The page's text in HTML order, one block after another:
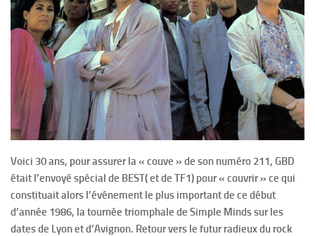
Voici 30 ans, pour assurer la « couve » de son numéro 211, GBD
était l’envoyé spécial de BEST( et de TF1) pour « couvrir » ce qui
constituait alors l’événement le plus important de ce début
d’année 1986, la tournée triomphale de Simple Minds sur les
dates de Lyon et d’Avignon. Retour vers le futur radieux du rock